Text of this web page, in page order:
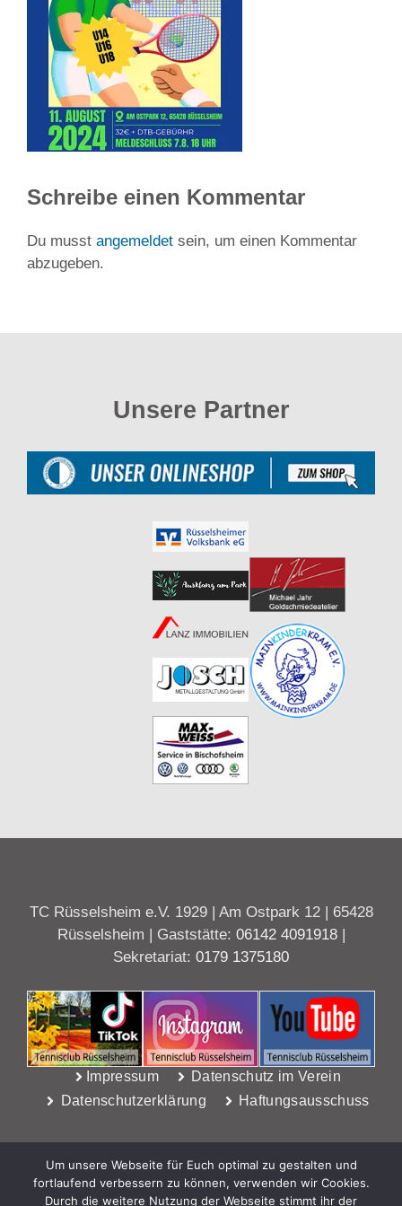
Schreibe einen Kommentar
Du musst angemeldet sein, um einen Kommentar
abzugeben.
Unsere Partner
TC Rüsselsheim e.V. 1929 | Am Ostpark 12 | 65428
Rüsselsheim | Gaststätte: 06142 4091918|
Sekretariat: 0179 1375180
Impressum
Datenschutz im Verein
Datenschutzerklärung
Haftungsausschuss
Um unsere Webseite für Euch optimal zu gestalten und
fortlaufend verbessern zu können, verwenden wir Cookies.
Durch die weitere Nutzung der Webseite stimmt ihr der